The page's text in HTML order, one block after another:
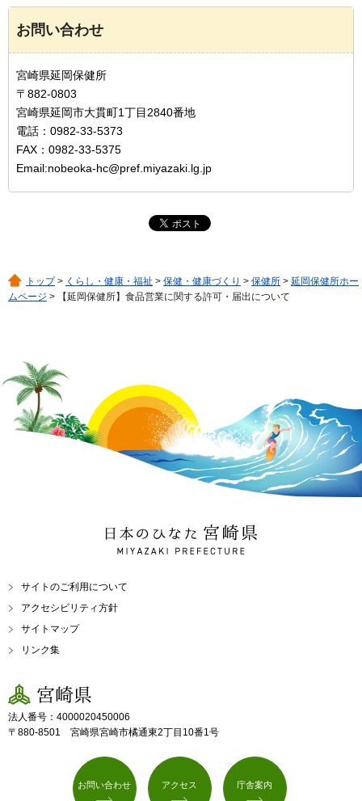
お問い合わせ
宮崎県延岡保健所
〒882-0803
宮崎県延岡市大貫町1丁目2840番地
電話：0982-33-5373
FAX：0982-33-5375
Email:nobeoka-hc@pref.miyazaki.lg.jp
トップ> くらし・健康・福祉 > 保健・健康づくり > 保健所 > 延岡保健所ホー
ムページ > 【延岡保健所】食品営業に関する許可・届出について
日本のひなた 宮崎県
MIYAZAKI PREFECTURE
サイトのご利用について
アクセシビリティ方針
サイトマップ
リンク集
宮崎県
法人番号：4000020450006
〒880-8501 宮崎県宮崎市橘通東2丁目10番1号
お問い合わせ アクセス 庁舎案内